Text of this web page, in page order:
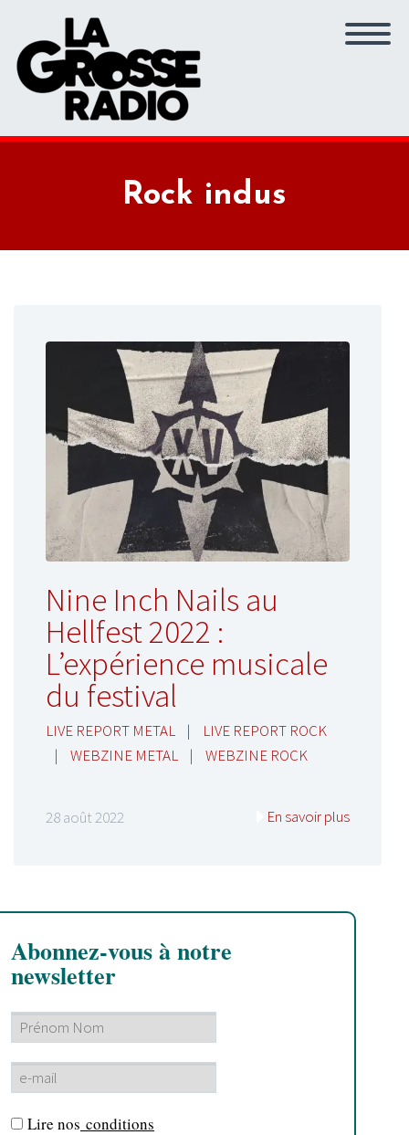
Rock indus
Nine Inch Nails au
Hellfest 2022 :
L’expérience musicale
du festival
LIVE REPORT METAL |
LIVE REPORT ROCK
|
WEBZINE METAL | WEBZINE ROCK
28 août 2022 En savoir plus
Abonnez-vous à notre
newsletter
Lire nos conditions